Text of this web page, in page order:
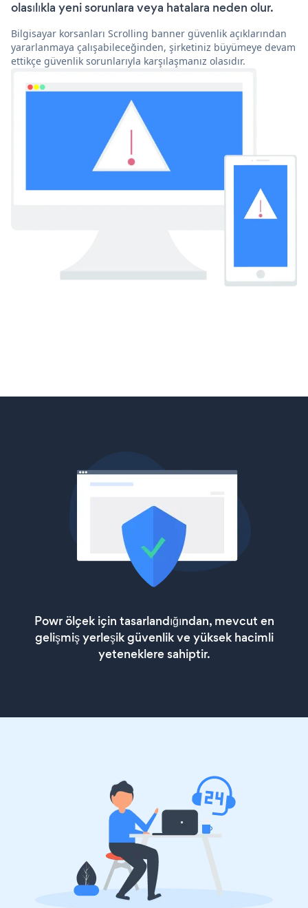
olasılıkla yeni sorunlara veya hatalara neden olur.
Bilgisayar korsanları Scrolling banner güvenlik açıklarından
yararlanmaya çalışabileceğinden, şirketiniz büyümeye devam
ettikçe güvenlik sorunlarıyla karşılaşmanız olasıdır.
Powr ölçek için tasarlandığından, mevcut en
gelişmiş yerleşik güvenlik ve yüksek hacimli
yeteneklere sahiptir.